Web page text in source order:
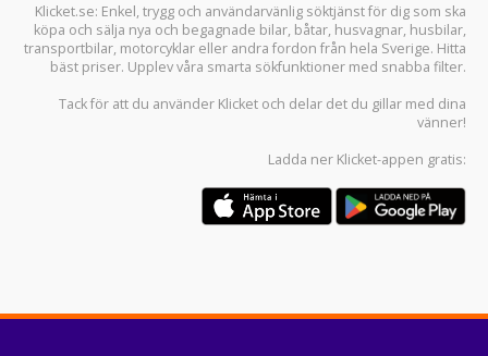
Klicket.se: Enkel, trygg och användarvänlig söktjänst för dig som ska
köpa och sälja nya och begagnade bilar, båtar, husvagnar, husbilar,
transportbilar, motorcyklar eller andra fordon från hela Sverige. Hitta
bäst priser. Upplev våra smarta sökfunktioner med snabba filter.
Tack för att du använder Klicket och delar det du gillar med dina
vänner!
Ladda ner Klicket-appen gratis: